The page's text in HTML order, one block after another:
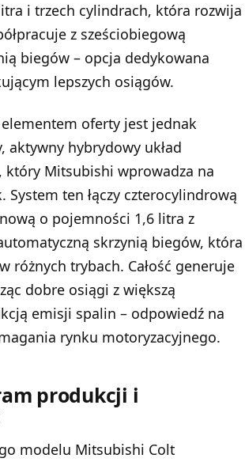
i trzech cylindrach, która rozwija
z sześciobiegową
biegów – opcja dedykowana
lepszych osiągów.
oferty jest jednak
aktywny hybrydowy układ
który Mitsubishi wprowadza na
System ten łączy czterocylindrową
o pojemności 1,6 litra z
skrzynią biegów, która
różnych trybach. Całość generuje
dobre osiągi z większą
emisji spalin – odpowiedź na
rynku motoryzacyjnego.
produkcji i
modelu Mitsubishi Colt